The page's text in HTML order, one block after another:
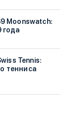
Moonswatch:
года
Tennis:
тенниса